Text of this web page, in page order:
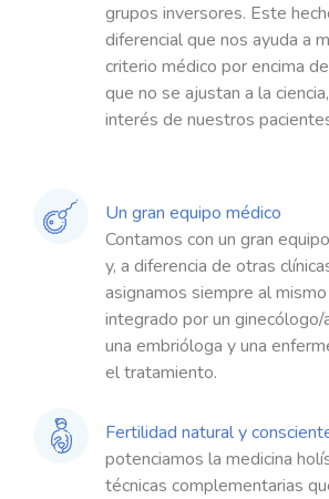
grupos inversores. Este
diferencial que nos ayuda a
criterio médico por encima
que no se ajustan a la
interés de nuestros
Un gran equipo médico
Contamos con un gran
y, a diferencia de otras
asignamos siempre al
integrado por un ginecólogo/
una embrióloga y una
el tratamiento.
Fertilidad natural y
potenciamos la medicina
técnicas complementarias